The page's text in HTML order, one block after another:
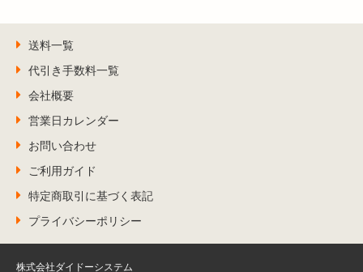
送料一覧
代引き手数料一覧
会社概要
営業日カレンダー
お問い合わせ
ご利用ガイド
特定商取引に基づく表記
プライバシーポリシー
株式会社ダイドーシステム